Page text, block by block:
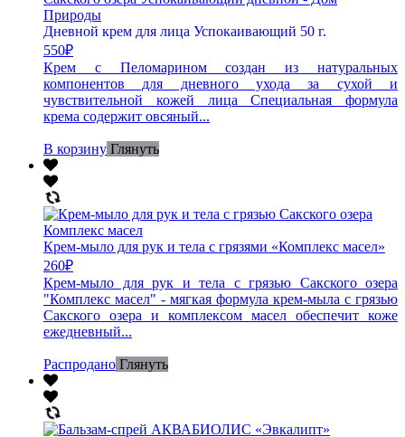
Дневной крем для лица Успокаивающий 50 г.
550₽
Крем с Пеломарином создан из натуральных
компонентов для дневного ухода за сухой и
чувствительной кожей лица Специальная формула
крема содержит овсяный...
В корзину Глянуть
Крем-мыло для рук и тела с грязями «Комплекс масел»
260₽
Крем-мыло для рук и тела с грязью Сакского озера
"Комплекс масел" - мягкая формула крем-мыла с грязью
Сакского озера и комплексом масел обеспечит коже
ежедневный...
Распродано Глянуть